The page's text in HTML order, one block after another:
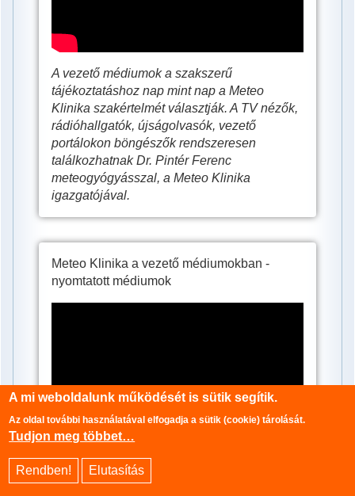
Televíziós
és
rádiós
csatornák
A vezető médiumok a szakszerű
tájékoztatáshoz nap mint nap a Meteo
Klinika szakértelmét választják. A TV nézők,
rádióhallgatók, újságolvasók, vezető
portálokon böngészők rendszeresen
találkozhatnak Dr. Pintér Ferenc
meteogyógyásszal, a Meteo Klinika
igazgatójával.
Meteo Klinika a vezető médiumokban -
nyomtatott médiumok
vezető
médiumokban
-
nyomtatott
médiumok
A vezető médiumok a szakszerű
A mi weboldalunk működését is sütik segítik.
Az oldal további használatával elfogadja a sütik (cookie) tárolását.
Tudjon meg többet…
Rendben! Elutasítás